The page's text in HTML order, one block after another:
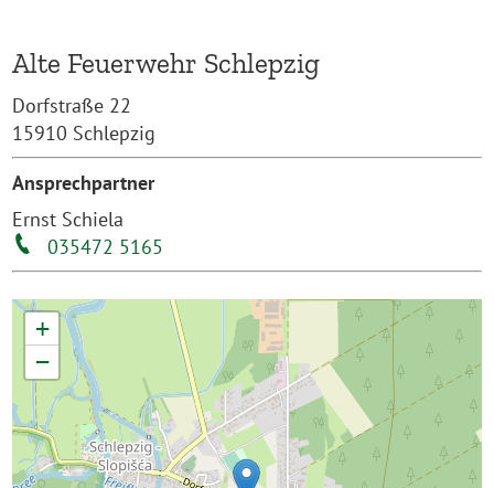
Alte Feuerwehr Schlepzig
Dorfstraße 22
15910 Schlepzig
Ansprechpartner
Ernst Schiela
035472 5165
+
−